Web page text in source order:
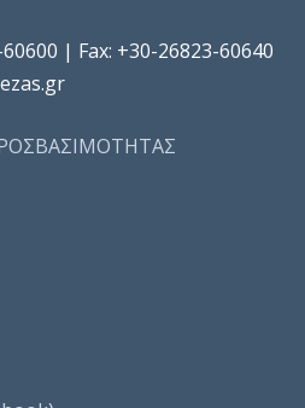
| Fax: +30-26823-60640